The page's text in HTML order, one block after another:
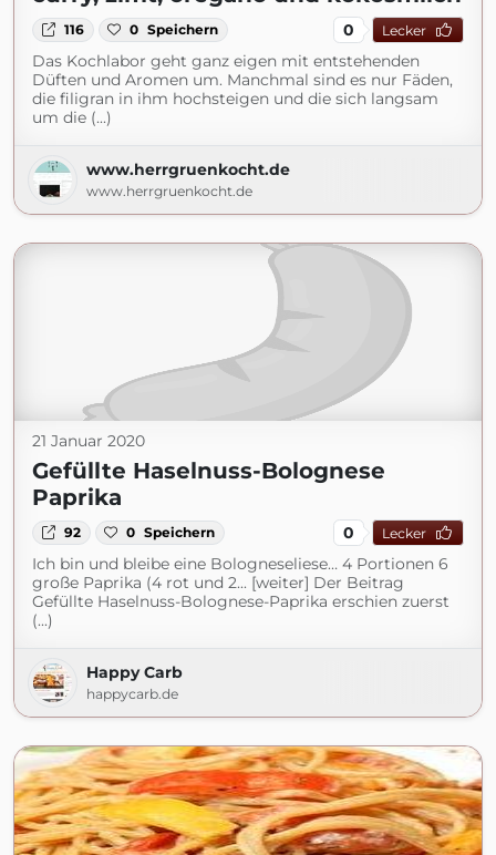
116 0 Speichern 0 Lecker
Das Kochlabor geht ganz eigen mit entstehenden
Düften und Aromen um. Manchmal sind es nur Fäden,
die filigran in ihm hochsteigen und die sich langsam
um die (...)
www.herrgruenkocht.de
www.herrgruenkocht.de
21 Januar 2020
Gefüllte Haselnuss-Bolognese
Paprika
92 0 Speichern 0 Lecker
Ich bin und bleibe eine Bologneseliese… 4 Portionen 6
große Paprika (4 rot und 2... [weiter] Der Beitrag
Gefüllte Haselnuss-Bolognese-Paprika erschien zuerst
(...)
Happy Carb
happycarb.de